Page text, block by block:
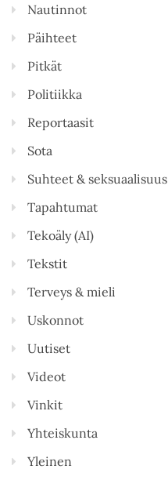
Nautinnot
Päihteet
Pitkät
Politiikka
Reportaasit
Sota
Suhteet & seksuaalisuus
Tapahtumat
Tekoäly (AI)
Tekstit
Terveys & mieli
Uskonnot
Uutiset
Videot
Vinkit
Yhteiskunta
Yleinen